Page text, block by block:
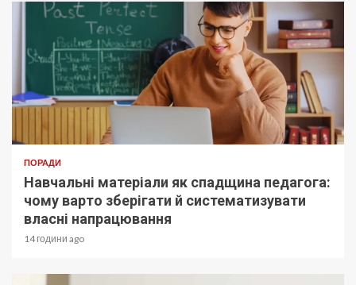
ПОРАДИ
Навчальні матеріали як спадщина педагога:
чому варто зберігати й систематизувати
власні напрацювання
14 години ago